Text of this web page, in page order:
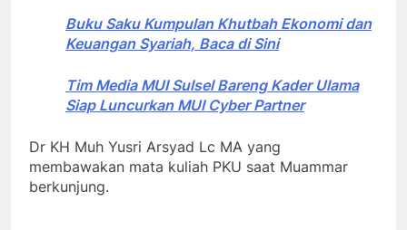
Buku Saku Kumpulan Khutbah Ekonomi dan
Keuangan Syariah, Baca di Sini
Tim Media MUI Sulsel Bareng Kader Ulama
Siap Luncurkan MUI Cyber Partner
Dr KH Muh Yusri Arsyad Lc MA yang
membawakan mata kuliah PKU saat Muammar
berkunjung.